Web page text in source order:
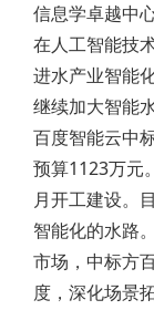
信息学卓越中
在人工智能技
进水产业智能
继续加大智能
百度智能云中
预算1123万元
月开工建设。
智能化的水路
市场，中标方
度，深化场景